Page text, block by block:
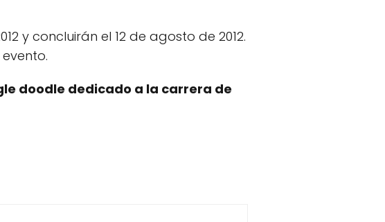
y concluirán el 12 de agosto de 2012.
doodle dedicado a la carrera de